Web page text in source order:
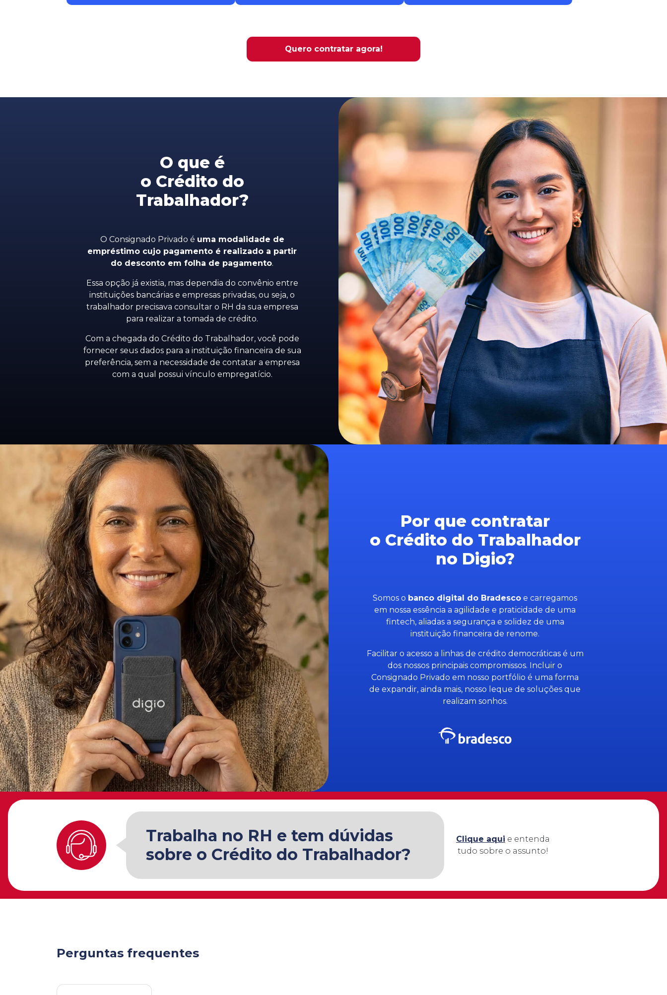
Quero contratar agora!
O que é
o Crédito do
Trabalhador?
O Consignado Privado é uma modalidade de
empréstimo cujo pagamento é realizado a partir
do desconto em folha de pagamento.
Essa opção já existia, mas dependia do convênio entre
instituições bancárias e empresas privadas, ou seja, o
trabalhador precisava consultar o RH da sua empresa
para realizar a tomada de crédito.
Com a chegada do Crédito do Trabalhador, você pode
fornecer seus dados para a instituição financeira de sua
preferência, sem a necessidade de contatar a empresa
com a qual possui vínculo empregatício.
Por que contratar
o Crédito do Trabalhador
no Digio?
Somos o banco digital do Bradesco e carregamos
em nossa essência a agilidade e praticidade de uma
fintech, aliadas a segurança e solidez de uma
instituição financeira de renome.
Facilitar o acesso a linhas de crédito democráticas é um
dos nossos principais compromissos. Incluir o
Consignado Privado em nosso portfólio é uma forma
de expandir, ainda mais, nosso leque de soluções que
realizam sonhos.
Trabalha no RH e tem dúvidas
sobre o Crédito do Trabalhador?
Clique aqui e entenda
tudo sobre o assunto!
Perguntas frequentes